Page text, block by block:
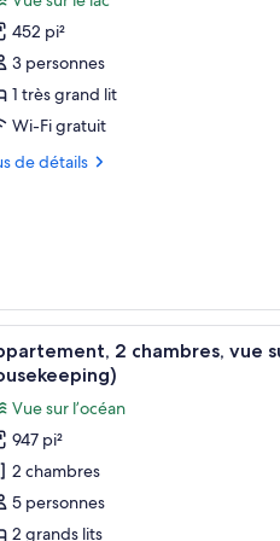
:
452 pi²
3 personnes
1 très grand lit
Wi-Fi gratuit
de détails
sur une mer d’un bleu
table avec des croissants, des raisins,
Un lit
9
2 chambres, vue
Vue sur l’océan
947 pi²
2 chambres
5 personnes
2 grands lits